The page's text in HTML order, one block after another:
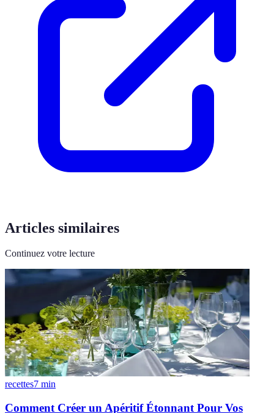
Articles similaires
Continuez votre lecture
recettes7 min
Comment Créer un Apéritif Étonnant Pour Vos